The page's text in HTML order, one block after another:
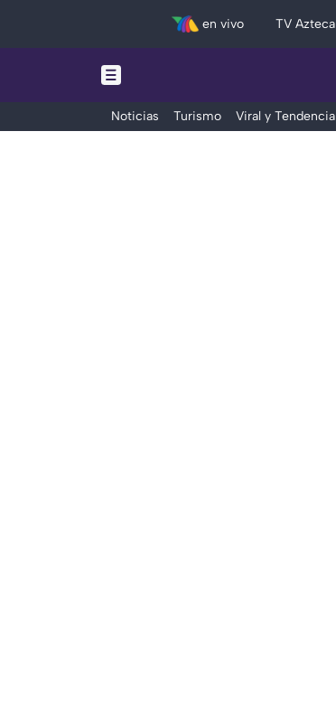
en vivo TV Azteca
Noticias Turismo Viral y Tendencia